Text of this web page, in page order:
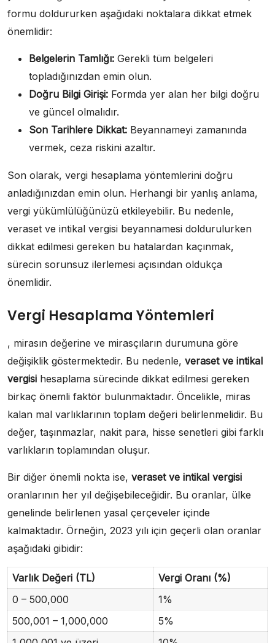
formu doldururken aşağıdaki noktalara dikkat etmek
önemlidir:
Belgelerin Tamlığı: Gerekli tüm belgeleri
topladığınızdan emin olun.
Doğru Bilgi Girişi: Formda yer alan her bilgi doğru
ve güncel olmalıdır.
Son Tarihlere Dikkat: Beyannameyi zamanında
vermek, ceza riskini azaltır.
Son olarak, vergi hesaplama yöntemlerini doğru
anladığınızdan emin olun. Herhangi bir yanlış anlama,
vergi yükümlülüğünüzü etkileyebilir. Bu nedenle,
veraset ve intikal vergisi beyannamesi doldurulurken
dikkat edilmesi gereken bu hatalardan kaçınmak,
sürecin sorunsuz ilerlemesi açısından oldukça
önemlidir.
Vergi Hesaplama Yöntemleri
, mirasın değerine ve mirasçıların durumuna göre
değişiklik göstermektedir. Bu nedenle, veraset ve intikal
vergisi hesaplama sürecinde dikkat edilmesi gereken
birkaç önemli faktör bulunmaktadır. Öncelikle, miras
kalan mal varlıklarının toplam değeri belirlenmelidir. Bu
değer, taşınmazlar, nakit para, hisse senetleri gibi farklı
varlıkların toplamından oluşur.
Bir diğer önemli nokta ise, veraset ve intikal vergisi
oranlarının her yıl değişebileceğidir. Bu oranlar, ülke
genelinde belirlenen yasal çerçeveler içinde
kalmaktadır. Örneğin, 2023 yılı için geçerli olan oranlar
aşağıdaki gibidir:
Varlık Değeri (TL)
Vergi Oranı (%)
0 – 500,000
1%
500,001 – 1,000,000
5%